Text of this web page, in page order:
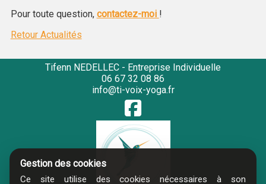
Pour toute question, contactez-moi !
Retour Actualités
Tifenn NEDELLEC - Entreprise Individuelle
06 67 32 08 86
info@ti-voix-yoga.fr
Gestion des cookies
Ce site utilise des cookies nécessaires à son